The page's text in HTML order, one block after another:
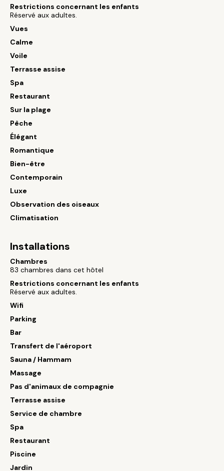
Restrictions concernant les enfants
Réservé aux adultes.
Vues
Calme
Voile
Terrasse assise
Spa
Restaurant
Sur la plage
Pêche
Élégant
Romantique
Bien-être
Contemporain
Luxe
Observation des oiseaux
Climatisation
Installations
Chambres
83 chambres dans cet hôtel
Restrictions concernant les enfants
Réservé aux adultes.
Wifi
Parking
Bar
Transfert de l'aéroport
Sauna / Hammam
Massage
Pas d'animaux de compagnie
Terrasse assise
Service de chambre
Spa
Restaurant
Piscine
Jardin